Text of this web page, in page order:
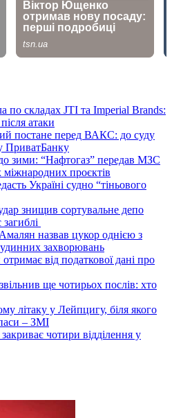
по складах JTI та Imperial Brands:
атаки
постане перед ВАКС: до суду
ПриватБанку
зими: “Нафтогаз” передав МЗС
проєктів
Україні судно “тіньового
знищив сортувальне депо
Амалян назвав цукор однією з
захворювань
від податкової дані про
ще чотирьох послів: хто
літаку у Лейпцигу, біля якого
– ЗМІ
чотири відділення у